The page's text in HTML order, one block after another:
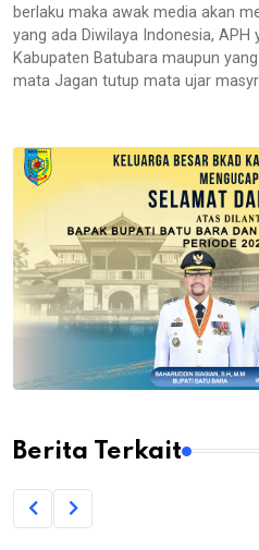
berlaku maka awak media akan
yang ada Diwilaya Indonesia, APH
Kabupaten Batubara maupun
mata Jagan tutup mata ujar
Berita Terkait